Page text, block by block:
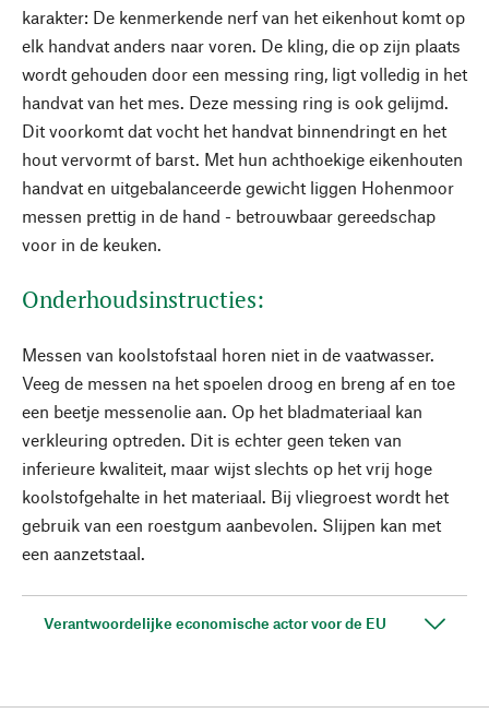
karakter: De kenmerkende nerf van het eikenhout komt op
elk handvat anders naar voren. De kling, die op zijn plaats
wordt gehouden door een messing ring, ligt volledig in het
handvat van het mes. Deze messing ring is ook gelijmd.
Dit voorkomt dat vocht het handvat binnendringt en het
hout vervormt of barst. Met hun achthoekige eikenhouten
handvat en uitgebalanceerde gewicht liggen Hohenmoor
messen prettig in de hand - betrouwbaar gereedschap
voor in de keuken.
Onderhoudsinstructies:
Messen van koolstofstaal horen niet in de vaatwasser.
Veeg de messen na het spoelen droog en breng af en toe
een beetje messenolie aan. Op het bladmateriaal kan
verkleuring optreden. Dit is echter geen teken van
inferieure kwaliteit, maar wijst slechts op het vrij hoge
koolstofgehalte in het materiaal. Bij vliegroest wordt het
gebruik van een roestgum aanbevolen. Slijpen kan met
een aanzetstaal.
Verantwoordelijke economische actor voor de EU